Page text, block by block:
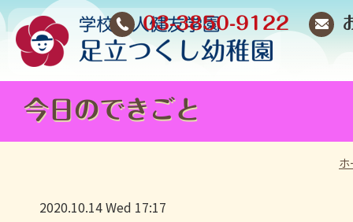
03-3850-9122
今日のできごと
2020.10.14 Wed 17:17